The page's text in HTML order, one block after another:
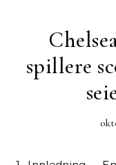
spillere